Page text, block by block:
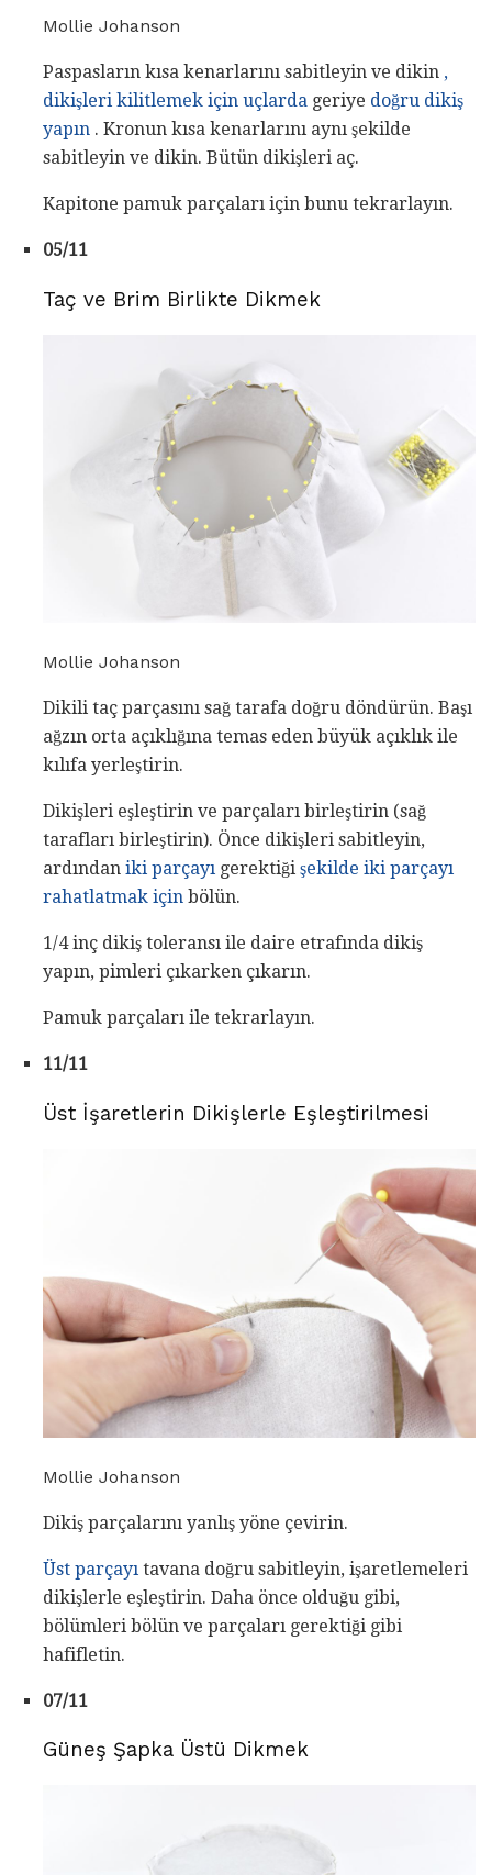
Mollie Johanson
Paspasların kısa kenarlarını sabitleyin ve dikin ,
dikişleri kilitlemek için uçlarda geriye doğru dikiş
yapın . Kronun kısa kenarlarını aynı şekilde
sabitleyin ve dikin. Bütün dikişleri aç.
Kapitone pamuk parçaları için bunu tekrarlayın.
05/11
Taç ve Brim Birlikte Dikmek
Mollie Johanson
Dikili taç parçasını sağ tarafa doğru döndürün. Başı
ağzın orta açıklığına temas eden büyük açıklık ile
kılıfa yerleştirin.
Dikişleri eşleştirin ve parçaları birleştirin (sağ
tarafları birleştirin). Önce dikişleri sabitleyin,
ardından iki parçayı gerektiği şekilde iki parçayı
rahatlatmak için bölün.
1/4 inç dikiş toleransı ile daire etrafında dikiş
yapın, pimleri çıkarken çıkarın.
Pamuk parçaları ile tekrarlayın.
11/11
Üst İşaretlerin Dikişlerle Eşleştirilmesi
Mollie Johanson
Dikiş parçalarını yanlış yöne çevirin.
Üst parçayı tavana doğru sabitleyin, işaretlemeleri
dikişlerle eşleştirin. Daha önce olduğu gibi,
bölümleri bölün ve parçaları gerektiği gibi
hafifletin.
07/11
Güneş Şapka Üstü Dikmek